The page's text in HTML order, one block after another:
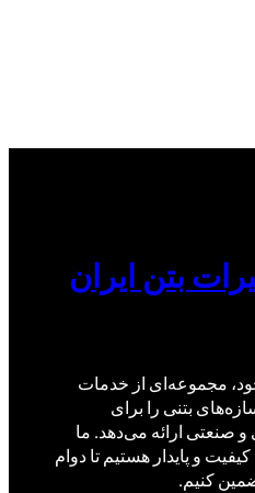
بتن ایران
مجموعه‌ای از خدمات
بتنی را برای
صنعتی ارائه می‌دهد. ما
و پایدار هستیم تا دوام
کنیم.